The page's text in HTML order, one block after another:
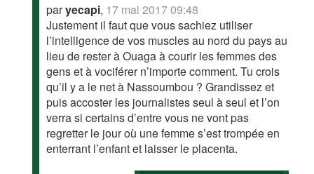
paryecapi, 17 mai 2017 09:48
Justement il faut que vous sachiez utiliser
l’intelligence de vos muscles au nord du pays au
lieu de rester à Ouaga à courir les femmes des
gens et à vociférer n’importe comment. Tu crois
qu’il y a le net à Nassoumbou ? Grandissez et
puis accoster les journalistes seul à seul et l’on
verra si certains d’entre vous ne vont pas
regretter le jour où une femme s’est trompée en
enterrant l’enfant et laisser le placenta.